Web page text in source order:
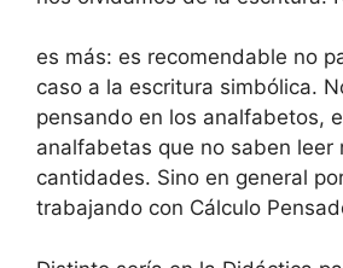
es más: es recomendable no
caso a la escritura simbólica.
pensando en los analfabetos,
analfabetas que no saben leer
cantidades. Sino en general
trabajando con Cálculo